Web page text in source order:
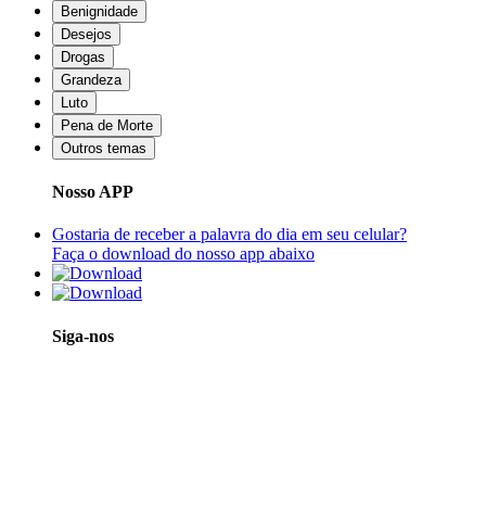
Benignidade
Desejos
Drogas
Grandeza
Luto
Pena de Morte
Outros temas
Nosso APP
Gostaria de receber a palavra do dia em seu celular?
Faça o download do nosso app abaixo
Siga-nos